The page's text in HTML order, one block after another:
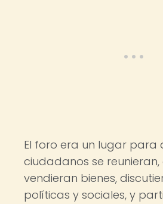
El foro era un lugar para
ciudadanos se
vendieran bienes,
políticas y sociales, y